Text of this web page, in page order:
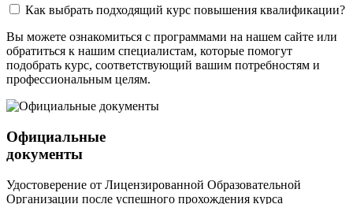
Как выбрать подходящий курс повышения квалификации?
Вы можете ознакомиться с программами на нашем сайте или
обратиться к нашим специалистам, которые помогут
подобрать курс, соответствующий вашим потребностям и
профессиональным целям.
Официальные
документы
Удостоверение от Лицензированной Образовательной
Организации после успешного прохождения курса